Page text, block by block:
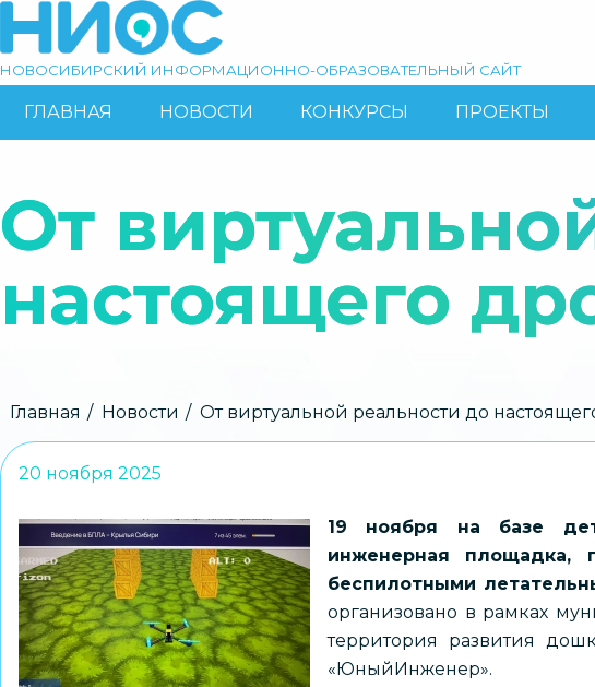
основному
Поиск
НОВОСИБИРСКИЙ ИНФОРМАЦИОННО-ОБРАЗОВАТЕЛЬНЫЙ САЙТ
ОСНОВНАЯ
ГЛАВНАЯ НОВОСТИ КОНКУРСЫ ПРОЕКТЫ
От
настоящего
Строка
навигации
Главная Новости От виртуальной реальности до
20 ноября 2025
19 ноября на базе
инженерная площадка,
беспилотными
организовано в рамках
территория развития
«ЮныйИнженер».